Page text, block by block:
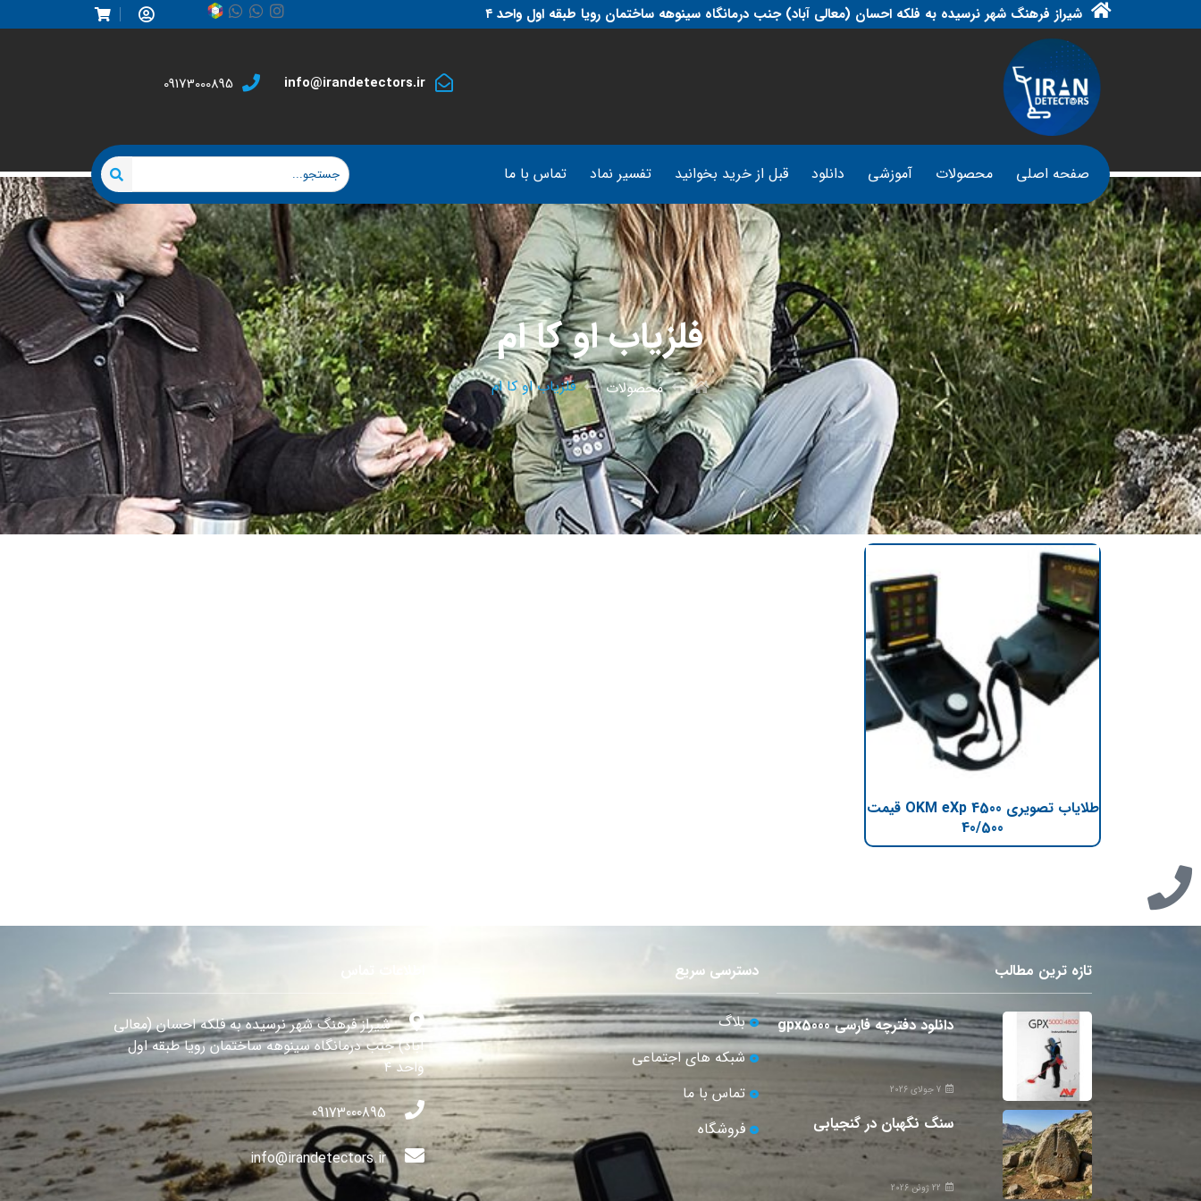
شیراز فرهنگ شهر نرسیده به فلکه احسان (معالی آباد) جنب درمانگاه سینوهه ساختمان رویا طبقه اول واحد ۴
info@irandetectors.ir
09173000895
صفحه اصلی محصولات آموزشی دانلود قبل از خرید بخوانید تفسیر نماد تماس با ما
فلزیاب او کا ام
محصولات فلزیاب او کا ام
طلایاب تصویری OKM eXp 4500 قیمت
40/500
تازه ترین مطالب
دانلود دفترچه فارسی gpx5000
7 جولای 2026
سنگ نگهبان در گنجیابی
22 ژوئن 2026
دسترسی سریع
بلاگ
شبکه های اجتماعی
تماس با ما
فروشگاه
شیراز فرهنگ شهر نرسیده به فلکه احسان (معالی
آباد) جنب درمانگاه سینوهه ساختمان رویا طبقه اول
واحد ۴
09173000895
info@irandetectors.ir